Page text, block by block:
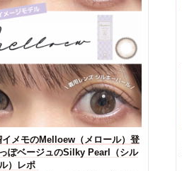
イメモのMelloew（メロール）登
ぽベージュのSilky Pearl（シル
）レポ